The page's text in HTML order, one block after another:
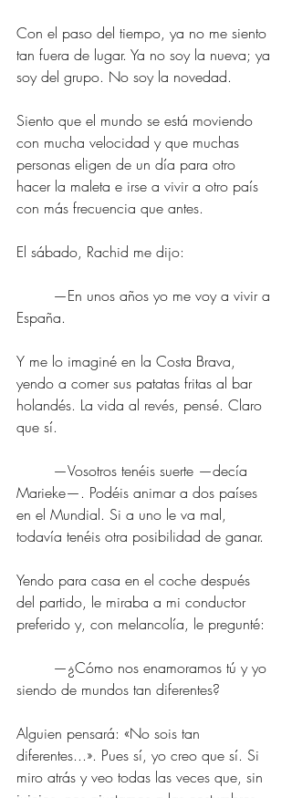
Con el paso del tiempo, ya no me siento
tan fuera de lugar. Ya no soy la nueva; ya
soy del grupo. No soy la novedad.
Siento que el mundo se está moviendo
con mucha velocidad y que muchas
personas eligen de un día para otro
hacer la maleta e irse a vivir a otro país
con más frecuencia que antes.
El sábado, Rachid me dijo:
España.
Y me lo imaginé en la Costa Brava,
yendo a comer sus patatas fritas al bar
holandés. La vida al revés, pensé. Claro
que sí.
Marieke—. Podéis animar a dos países
en el Mundial. Si a uno le va mal,
todavía tenéis otra posibilidad de ganar.
Yendo para casa en el coche después
del partido, le miraba a mi conductor
preferido y, con melancolía, le pregunté:
siendo de mundos tan diferentes?
Alguien pensará: «No sois tan
diferentes...». Pues sí, yo creo que sí. Si
miro atrás y veo todas las veces que, sin